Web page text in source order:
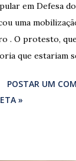
em Defesa
uma
. O protesto,
que estariam
o estado. ​As
começar às 07:00
POSTAR UM
»